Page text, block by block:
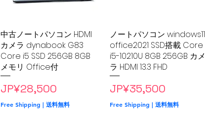
Quick View
中古ノートパソコン HDMI
カメラ dynabook G83
Core i5 SSD 256GB 8GB
メモリ Office付
Price
JP¥28,500
Free Shipping | 送料無料
Quick View
ノートパソコン windows11
office2021 SSD搭載 Core
i5-10210U 8GB 256GB カメ
ラ HDMI 13.3 FHD
Price
JP¥35,500
Free Shipping | 送料無料